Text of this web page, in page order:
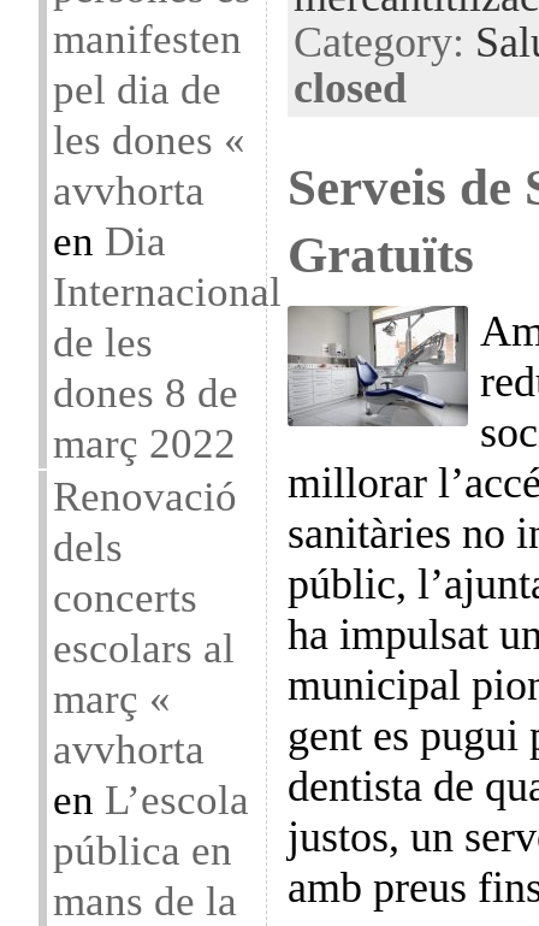
manifesten
pel dia de
les dones «
avvhorta
en Dia
Internacional
de les
dones 8 de
març 2022
Renovació
dels
concerts
escolars al
març «
avvhorta
en L’escola
pública en
mans de la
Category:
closed
Serveis de
Gratuïts
millorar
sanitàries no
públic,
ha impulsat
municipal
gent es pugui
dentista de
justos, un
amb preus